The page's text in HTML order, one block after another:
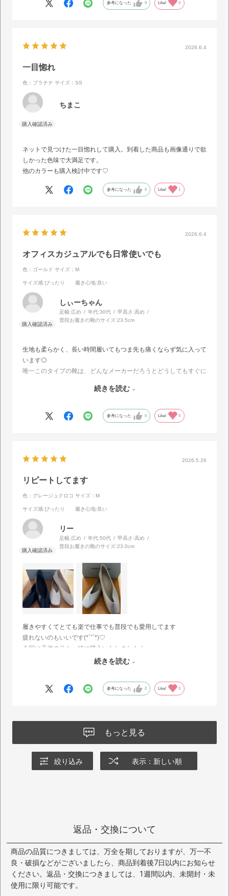
参考になった 0 Like! 0
2026.6.4
一目惚れ
色：プラチナ サイズ：SS
ちまこ
ネットで見つけた一目惚れして購入。到着した商品も画像通りで欲
しかった色味で大満足です。
他のカラーも購入検討中です♡
参考になった 0 Like! 1
2026.6.4
オフィスカジュアルでも日常使いでも
色：ゴールド サイズ：M
サイズ感:ぴったり 履き心地:良い
しぃーちゃん
足幅:広め 年代:30代 甲高さ:高め
普段お履きの靴のサイズ:23.5cm
生地も柔らかく、長い時間履いてもつま先も痛くならず気に入って
います◎
唯一このタイプの靴は、どんなメーカーだろうとどうしてもすぐに
だし…という時に本当に重宝しているのでありがたいです。
続きを読む
参考になった 0 Like! 0
2026.5.26
リピートしてます
色：グレージュクロコ サイズ：M
サイズ感:ぴったり 履き心地:良い
リー
足幅:広め 年代:50代 甲高さ:高め
普段お履きの靴のサイズ:23.0cm
履きやすくてとても楽で仕事でも普段でも愛用してます
疲れないのもいいです(*´˘`*)♡
今回は子供の分も一緒に購入いたしました！
1足はすでに履いてしまってますので画像ないです^^;
続きを読む
参考になった 0 Like! 0
もっと見る
絞り込み 表示：新しい順
返品・交換について
商品の品質につきましては、万全を期しておりますが、万一不
良・破損などがございましたら、商品到着後7日以内にお知らせ
ください。返品・交換につきましては、1週間以内、未開封・未
使用に限り可能です。